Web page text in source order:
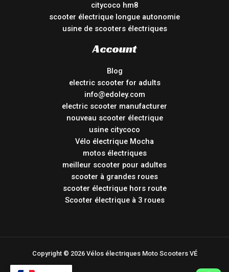
citycoco hm8
scooter électrique longue autonomie
usine de scooters électriques
Account
Blog
electric scooter for adults
info@edoley.com
electric scooter manufacturer
nouveau scooter électrique
usine citycoco
Vélo électrique Mocha
motos électriques
meilleur scooter pour adultes
scooter à grandes roues
scooter électrique hors route
Scooter électrique à 3 roues
Copyright © 2026 Vélos électriques Moto Scooters VÉ